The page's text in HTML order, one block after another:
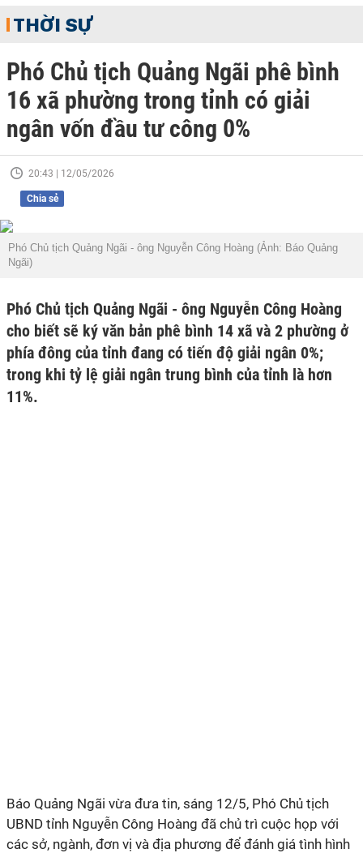
THỜI SỰ
Phó Chủ tịch Quảng Ngãi phê bình
16 xã phường trong tỉnh có giải
ngân vốn đầu tư công 0%
20:43 | 12/05/2026
Chia sẻ
Phó Chủ tịch Quảng Ngãi - ông Nguyễn Công Hoàng (Ảnh: Báo Quảng
Ngãi)
Phó Chủ tịch Quảng Ngãi - ông Nguyễn Công Hoàng
cho biết sẽ ký văn bản phê bình 14 xã và 2 phường ở
phía đông của tỉnh đang có tiến độ giải ngân 0%;
trong khi tỷ lệ giải ngân trung bình của tỉnh là hơn
11%.
Báo Quảng Ngãi vừa đưa tin, sáng 12/5, Phó Chủ tịch
UBND tỉnh Nguyễn Công Hoàng đã chủ trì cuộc họp với
các sở, ngành, đơn vị và địa phương để đánh giá tình hình